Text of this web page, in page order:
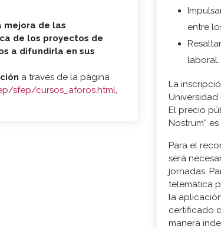
mejora de las
de los proyectos de
a difundirla en sus
a través de la página
sfep/cursos_aforos.html,
entre
laboral.
La
Universidad
El precio
Nostrum”
Para el
será
jornadas.
telemática
la
certificado
manera